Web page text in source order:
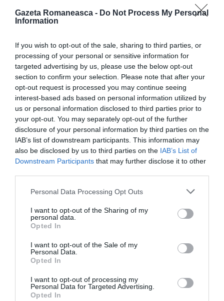
Gazeta Romaneasca - Do Not Process My Personal
Information
If you wish to opt-out of the sale, sharing to third parties, or
processing of your personal or sensitive information for
targeted advertising by us, please use the below opt-out
section to confirm your selection. Please note that after your
opt-out request is processed you may continue seeing
interest-based ads based on personal information utilized by
us or personal information disclosed to third parties prior to
your opt-out. You may separately opt-out of the further
disclosure of your personal information by third parties on the
IAB’s list of downstream participants. This information may
also be disclosed by us to third parties on the IAB’s List of
Downstream Participants that may further disclose it to other
Personal Data Processing Opt Outs
I want to opt-out of the Sharing of my
personal data.
Opted In
I want to opt-out of the Sale of my
Personal Data.
Opted In
I want to opt-out of processing my
Personal Data for Targeted Advertising.
Opted In
CITEȘTE ȘI:
Italia: român dat în urmărire de patru ani pentru
tentativă de viol, arestat la Tortona
Tentativă de omor cu toporul la Catania, român
blocat și arestat de carabinieri
transformată în tentativă de omor
Articolul anterior
ceartă banală. ”L-am înjunghiat ca să mă
apăr”
REȚETĂ TRADIȚIONALĂ DE CRĂCIUN:
Cozonac